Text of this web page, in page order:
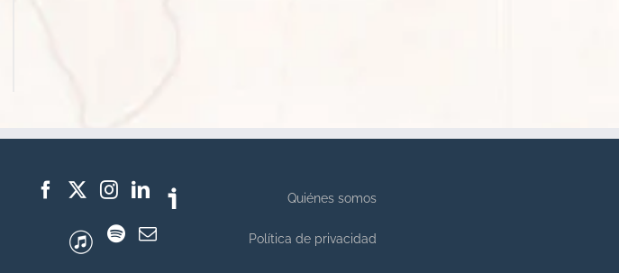
Quiénes somos
Política de privacidad